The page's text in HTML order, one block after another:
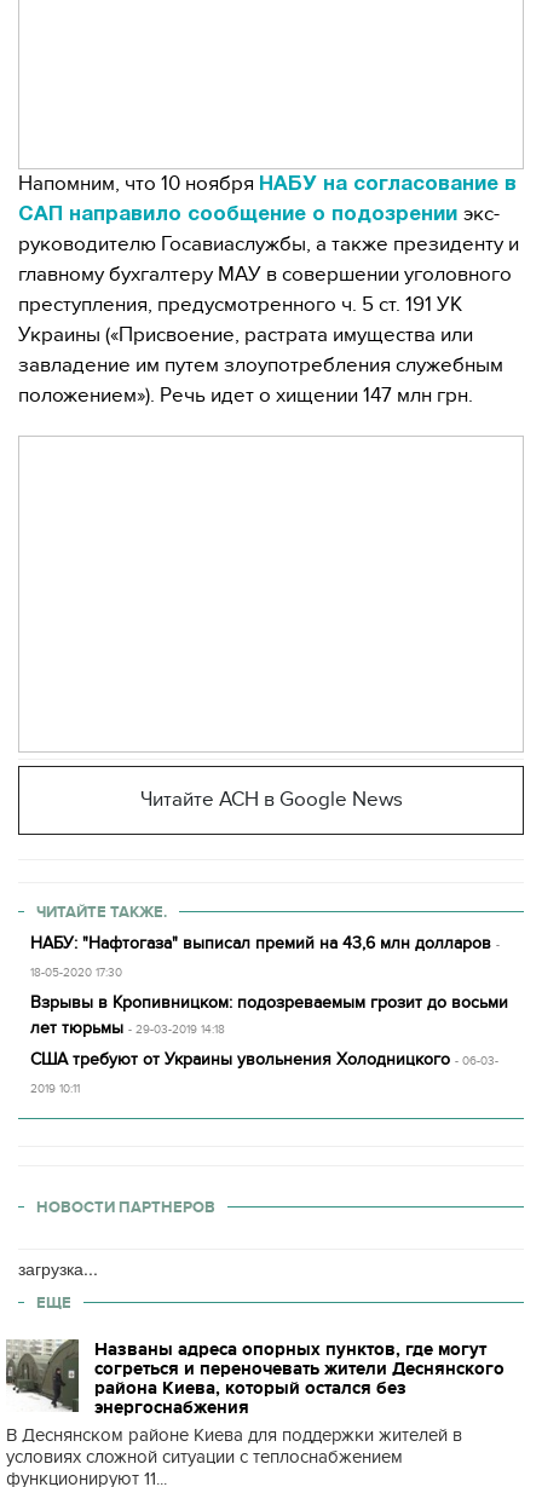
Напомним, что 10 ноября НАБУ на согласование в
САП направило сообщение о подозрении экс-
руководителю Госавиаслужбы, а также президенту и
главному бухгалтеру МАУ в совершении уголовного
преступления, предусмотренного ч. 5 ст. 191 УК
Украины («Присвоение, растрата имущества или
завладение им путем злоупотребления служебным
положением»). Речь идет о хищении 147 млн ​​грн.
Читайте АСН в Google News
ЧИТАЙТЕ ТАКЖЕ.
НАБУ: "Нафтогаза" выписал премий на 43,6 млн долларов -
18-05-2020 17:30
Взрывы в Кропивницком: подозреваемым грозит до восьми
лет тюрьмы - 29-03-2019 14:18
США требуют от Украины увольнения Холодницкого - 06-03-
2019 10:11
НОВОСТИ ПАРТНЕРОВ
загрузка...
ЕЩЕ
Названы адреса опорных пунктов, где могут
согреться и переночевать жители Деснянского
района Киева, который остался без
энергоснабжения
В Деснянском районе Киева для поддержки жителей в
условиях сложной ситуации с теплоснабжением
функционируют 11...